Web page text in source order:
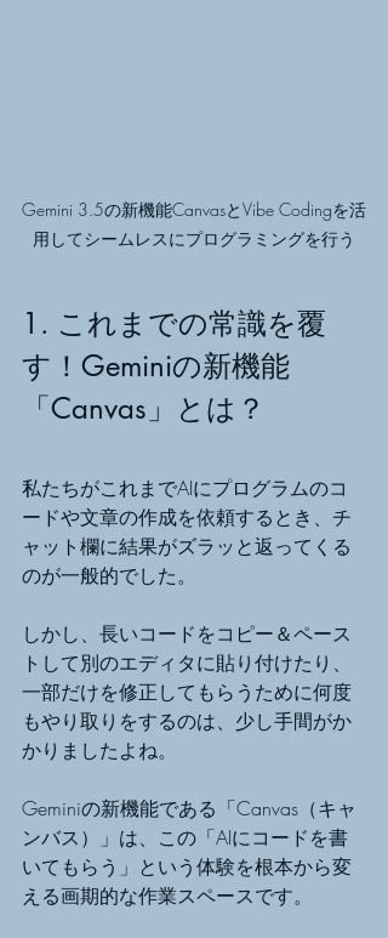
Gemini 3.5の新機能CanvasとVibe Codingを活
用してシームレスにプログラミングを行う
1. これまでの常識を覆
す！Geminiの新機能
「Canvas」とは？
私たちがこれまでAIにプログラムのコ
ードや文章の作成を依頼するとき、チ
ャット欄に結果がズラッと返ってくる
のが一般的でした。
しかし、長いコードをコピー＆ペース
トして別のエディタに貼り付けたり、
一部だけを修正してもらうために何度
もやり取りをするのは、少し手間がか
かりましたよね。
Geminiの新機能である「Canvas（キャ
ンバス）」は、この「AIにコードを書
いてもらう」という体験を根本から変
える画期的な作業スペースです。